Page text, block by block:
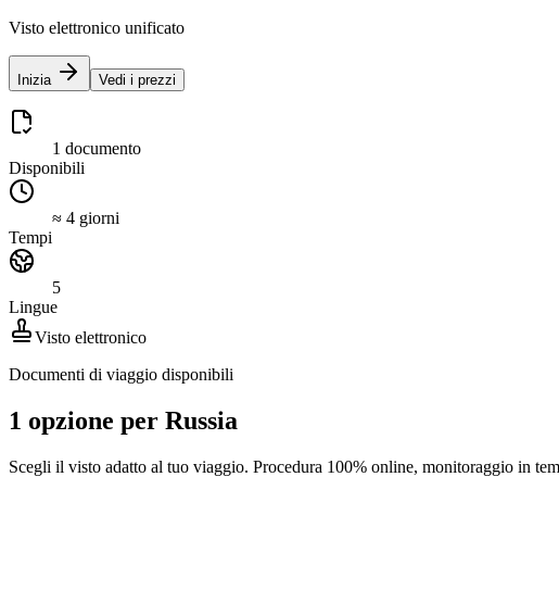
Visto elettronico unificato
Inizia Vedi i prezzi
1 documento
Disponibili
≈ 4 giorni
Tempi
5
Lingue
Visto elettronico
Documenti di viaggio disponibili
1 opzione per Russia
Scegli il visto adatto al tuo viaggio. Procedura 100% online, monitoraggio in